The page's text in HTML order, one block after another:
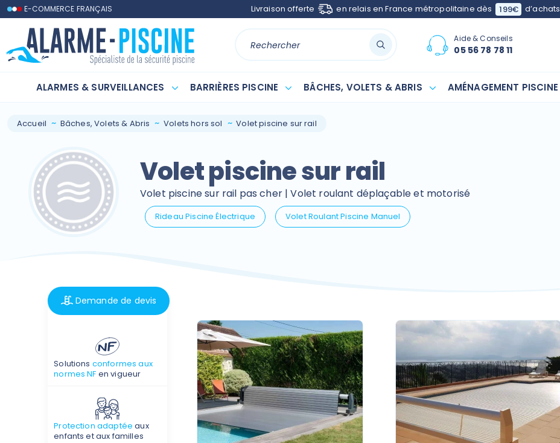
Contactez-nous
E-COMMERCE FRANÇAIS Livraison offerte en relais en France métropolitaine dès 199€ d’achats
Aide & Conseils
05 56 78 78 11
ALARMES & SURVEILLANCES BARRIÈRES PISCINE BÂCHES, VOLETS & ABRIS AMÉNAGEMENT PISCINE
Accueil Bâches, Volets & Abris Volets hors sol Volet piscine sur rail
Volet piscine sur rail
Volet piscine sur rail pas cher | Volet roulant déplaçable et motorisé
Rideau Piscine Électrique Volet Roulant Piscine Manuel
Demande de devis
Solutions conformes aux
normes NF en vigueur
Protection adaptée aux
enfants et aux familles